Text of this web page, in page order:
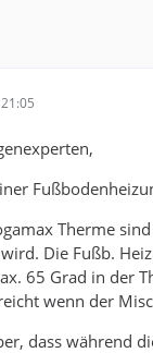
Therme
Die Fußb.
65 Grad in der
wenn der
dass während